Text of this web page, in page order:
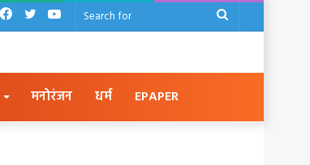
Search
YouTube
Twitter
Facebook
मनोरंजन धर्म EPAPER